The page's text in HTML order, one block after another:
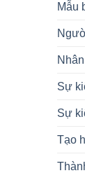
Mẫu
Sự
Sự
Tạo